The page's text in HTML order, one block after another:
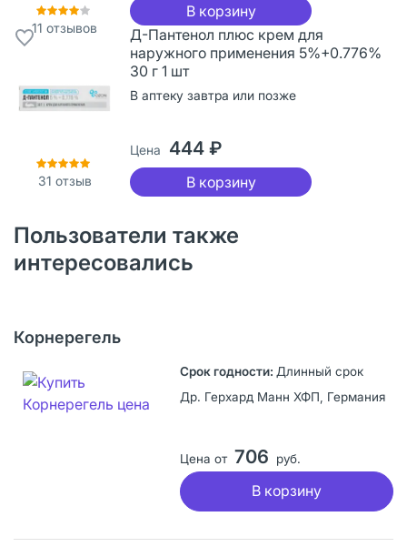
11 отзывов
В корзину
31 отзыв
Д-Пантенол плюс крем для
наружного применения 5%+0.776%
30 г 1 шт
В аптеку завтра или позже
Цена 444 ₽
В корзину
Пользователи также
интересовались
Корнерегель
Длинный срок
Др. Герхард Манн ХФП, Германия
Цена от 706 руб.
В корзину